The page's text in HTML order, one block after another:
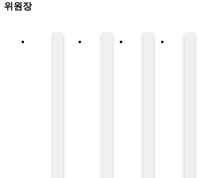
위원장